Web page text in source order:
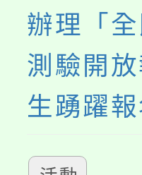
辦理「
測驗開
生踴躍